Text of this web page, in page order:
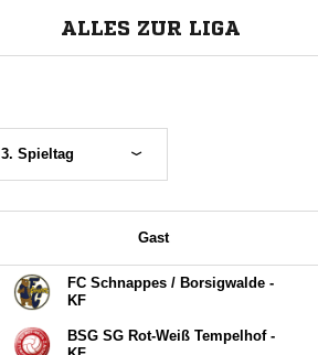
ALLES ZUR LIGA
3. Spieltag
Gast
FC Schnappes /​ Borsigwalde -
KF
BSG SG Rot-Weiß Tempelhof -